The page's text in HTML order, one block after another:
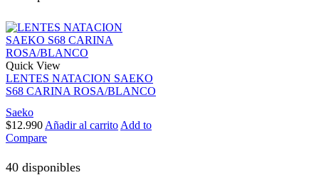
Quick View
LENTES NATACION SAEKO
S68 CARINA ROSA/BLANCO
Saeko
$12.990 Añadir al carrito Add to
Compare
40 disponibles